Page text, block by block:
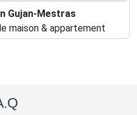
Gujan-Mestras
maison & appartement